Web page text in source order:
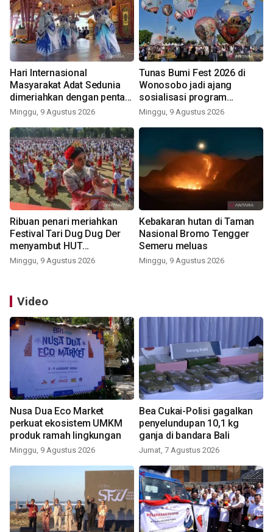
Hari Internasional
Masyarakat Adat Sedunia
dimeriahkan dengan pentas
seni budaya Bali
Minggu, 9 Agustus 2026
Tunas Bumi Fest 2026 di
Wonosobo jadi ajang
sosialisasi program
pemerintah lewat balon
Minggu, 9 Agustus 2026
Ribuan penari meriahkan
Festival Tari Dug Dug Der
menyambut HUT
Kemerdekaan
Minggu, 9 Agustus 2026
Kebakaran hutan di Taman
Nasional Bromo Tengger
Semeru meluas
Minggu, 9 Agustus 2026
Video
Nusa Dua Eco Market
perkuat ekosistem UMKM
produk ramah lingkungan
Minggu, 9 Agustus 2026
Bea Cukai-Polisi gagalkan
penyelundupan 10,1 kg
ganja di bandara Bali
Jumat, 7 Agustus 2026